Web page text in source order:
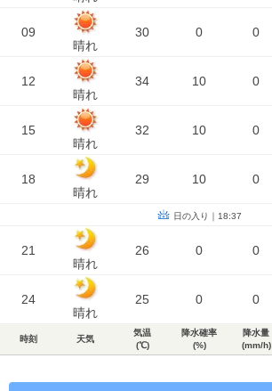
09
晴れ
30 0 0
12
晴れ
34 10 0
15
晴れ
32 10 0
18
晴れ
29 10 0
日の入り｜18:37
21
晴れ
26 0 0
24
晴れ
25 0 0
時刻 天気
気温
(℃)
降水確率
(%)
降水量
(mm/h)